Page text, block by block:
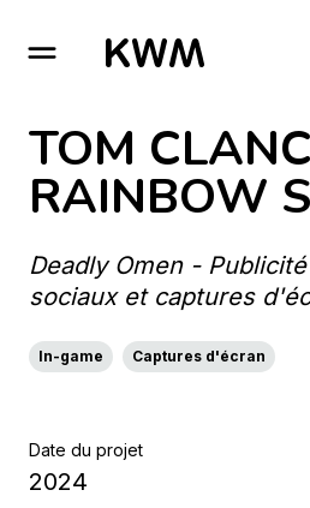
GO TO HOMEPAGE
TOM
RAINBOW
Deadly Omen -
sociaux et captures
In-game Captures d'écran
Date du projet
2024